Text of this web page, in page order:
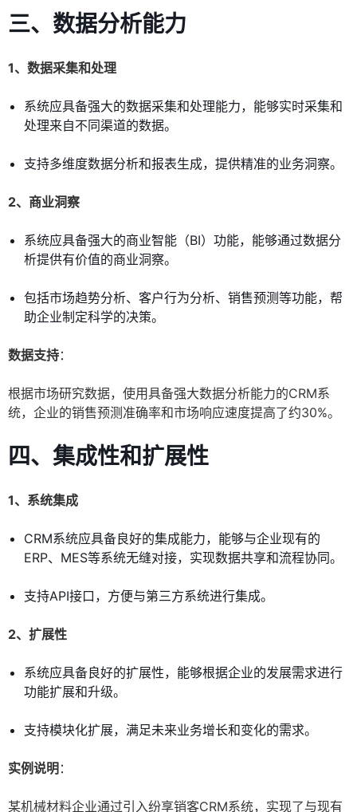
三、数据分析能力
1、数据采集和处理
系统应具备强大的数据采集和处理能力，能够实时采集和
处理来自不同渠道的数据。
支持多维度数据分析和报表生成，提供精准的业务洞察。
2、商业洞察
系统应具备强大的商业智能（BI）功能，能够通过数据分
析提供有价值的商业洞察。
包括市场趋势分析、客户行为分析、销售预测等功能，帮
助企业制定科学的决策。
数据支持：
根据市场研究数据，使用具备强大数据分析能力的CRM系
统，企业的销售预测准确率和市场响应速度提高了约30%。
四、集成性和扩展性
1、系统集成
CRM系统应具备良好的集成能力，能够与企业现有的
ERP、MES等系统无缝对接，实现数据共享和流程协同。
支持API接口，方便与第三方系统进行集成。
2、扩展性
系统应具备良好的扩展性，能够根据企业的发展需求进行
功能扩展和升级。
支持模块化扩展，满足未来业务增长和变化的需求。
实例说明 ：
某机械材料企业通过引入纷享销客CRM系统，实现了与现有